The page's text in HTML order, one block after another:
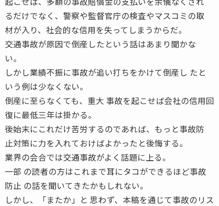
るだけでなく、警察や監督官庁の検査やマスコミの取
材が入り、社会的な信用を失ってしまうからだ。
交通事故が原因で倒産したという話はあまり聞かな
い。
しかし業績不振に事故が追い打ちをかけて倒産し たと
いう例は少なくない。
倒産に至らなくても、重大 事故を起こせば会社の信用回
復に最低三年は掛かる。
後始末にこれだけ苦労するのであれば、もっと事故防
止対策に力を入れておけばよかったと後悔する。
業界の会合では交通事故がよく話題に上る。
一部 の読者の方はこれまで耳にタコができるほど事故
防止 の話を聞いてきたかもしれない。
しかし、「またか」と 思わず、本稿を通じて事故のリス